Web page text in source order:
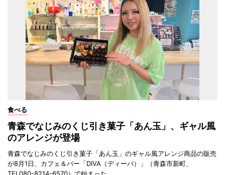
食べる
青森でなじみのくじ引き菓子「あん玉」、ギャル風
のアレンジが登場
青森でなじみのくじ引き菓子「あん玉」のギャル風アレンジ商品の販売
が8月1日、カフェ＆バー「DIVA（ディーバ）」（青森市新町、
TEL080-8214-6570）で始まった。